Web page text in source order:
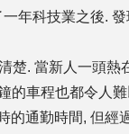
年科技業之後.
楚. 當新人一頭熱
的車程也都令人
的通勤時間, 但經